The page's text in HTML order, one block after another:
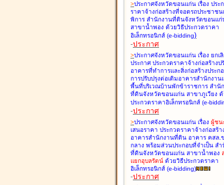
>ประกาศจังหวัดขอนแก่น เรื่อง ประ
ราคาจ้างก่อสร้างที่จอดรถประชาช
พิการ สำนักงานที่ดินจังหวัดขอนแก่
สาขาน้ำพอง ด้วยวิธีประกวดราคา
อิเล็กทรอนิกส์ (e-bidding)
-ประกาศ
>ประกาศจังหวัดขอนแก่น เรื่อง ยกเ
ประกาศ ประกวดราคาจ้างก่อสร้างป
อาคารที่ทำการและสิ่งก่อสร้างประก
การปรับปรุงต่อเติมอาคารสำนักงาน
พื้นที่บริเวณบ้านพักข้าราชการ สำนั
ที่ดินจังหวัดขอนแก่น สาขาภูเวียง ด้
ประกวดราคาอิเล็กทรอนิกส์ (e-
-ประกาศ
>ประกาศจังหวัดขอนแก่น เรื่อง ผู้ชน
เสนอราคา ประกวดราคาจ้างก่อสร้า
อาคารสำนักงานที่ดิน อาคาร คสล.
กลาง พร้อมส่วนประกอบที่จำเป็น ส
ที่ดินจังหวัดขอนแก่น สาขาน้ำพอง
แยกอุบลรัตน์ ด้วยวิธีประกวดราคา
อิเล็กทรอนิกส์ (e-bidding)
-ประกาศ